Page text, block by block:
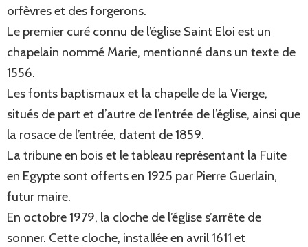
orfèvres et des forgerons.
Le premier curé connu de l’église Saint Eloi est un
chapelain nommé Marie, mentionné dans un texte de
1556.
Les fonts baptismaux et la chapelle de la Vierge,
situés de part et d’autre de l’entrée de l’église, ainsi que
la rosace de l’entrée, datent de 1859.
La tribune en bois et le tableau représentant la Fuite
en Egypte sont offerts en 1925 par Pierre Guerlain,
futur maire.
En octobre 1979, la cloche de l’église s’arrête de
sonner. Cette cloche, installée en avril 1611 et